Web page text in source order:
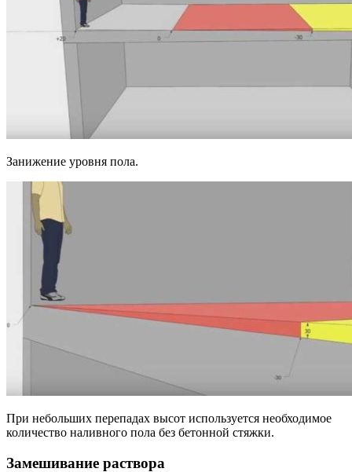
Занижение уровня пола.
При небольших перепадах высот используется необходимое
количество наливного пола без бетонной стяжки.
Замешивание раствора